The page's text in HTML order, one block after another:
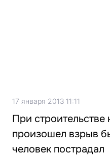
17 января 2013 11:11
При
произошел взрыв
человек пострадал